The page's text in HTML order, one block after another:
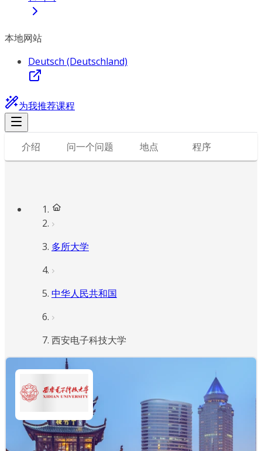
本地网站
Deutsch (Deutschland)
为我推荐课程
介绍 问一个问题 地点 程序
多所大学
中华人民共和国
西安电子科技大学